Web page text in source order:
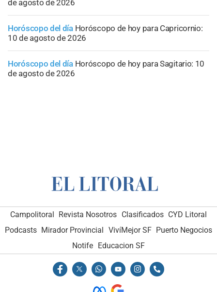
de agosto de 2026
Horóscopo del día Horóscopo de hoy para Capricornio:
10 de agosto de 2026
Horóscopo del día Horóscopo de hoy para Sagitario: 10
de agosto de 2026
Campolitoral Revista Nosotros Clasificados CYD Litoral
Podcasts Mirador Provincial VivíMejor SF Puerto Negocios
Notife Educacion SF